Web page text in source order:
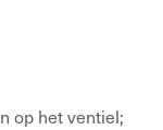
op het ventiel;